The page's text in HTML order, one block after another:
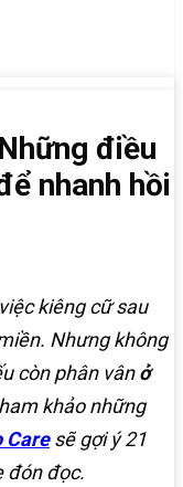
điều
nhanh hồi
kiêng cữ sau
Nhưng không
còn phân vânở
khảo những
Caresẽ gợi ý 21
đón đọc.